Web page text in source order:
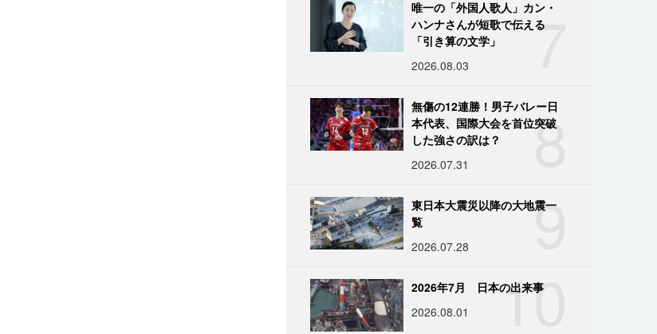
7
唯一の「外国人歌人」カン・
ハンナさんが短歌で伝える
「引き算の文学」
2026.08.03
8
無傷の12連勝！男子バレー日
本代表、国際大会を首位突破
した強さの訳は？
2026.07.31
9
東日本大震災以降の大地震一
覧
2026.07.28
10
2026年7月 日本の出来事
2026.08.01